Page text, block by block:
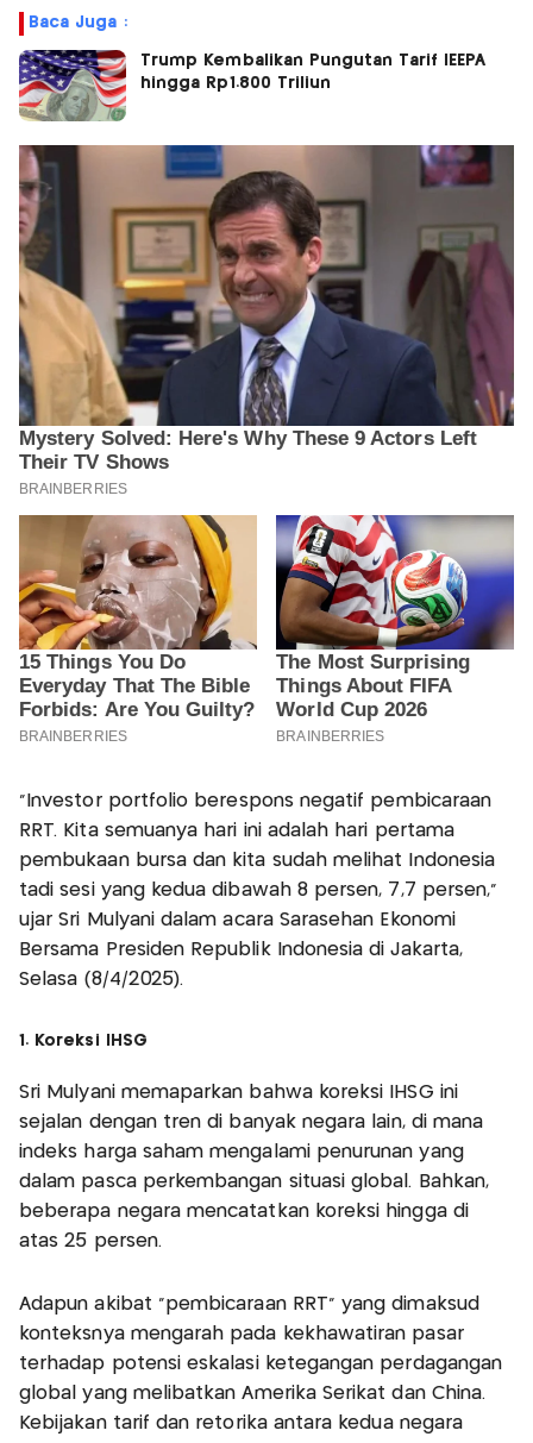
Baca Juga :
Trump Kembalikan Pungutan Tarif IEEPA
hingga Rp1.800 Triliun
"Investor portfolio berespons negatif pembicaraan
RRT. Kita semuanya hari ini adalah hari pertama
pembukaan bursa dan kita sudah melihat Indonesia
tadi sesi yang kedua dibawah 8 persen, 7,7 persen,"
ujar Sri Mulyani dalam acara Sarasehan Ekonomi
Bersama Presiden Republik Indonesia di Jakarta,
Selasa (8/4/2025).
1. Koreksi IHSG
Sri Mulyani memaparkan bahwa koreksi IHSG ini
sejalan dengan tren di banyak negara lain, di mana
indeks harga saham mengalami penurunan yang
dalam pasca perkembangan situasi global. Bahkan,
beberapa negara mencatatkan koreksi hingga di
atas 25 persen.
Adapun akibat "pembicaraan RRT" yang dimaksud
konteksnya mengarah pada kekhawatiran pasar
terhadap potensi eskalasi ketegangan perdagangan
global yang melibatkan Amerika Serikat dan China.
Kebijakan tarif dan retorika antara kedua negara